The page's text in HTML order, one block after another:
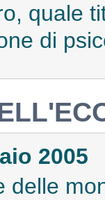
quale
di
2005
delle